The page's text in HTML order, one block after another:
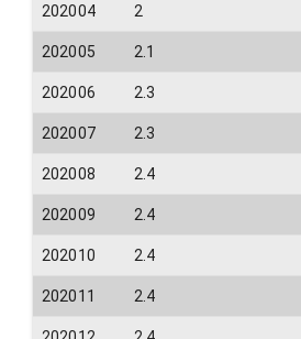
202004 2
202005 2.1
202006 2.3
202007 2.3
202008 2.4
202009 2.4
202010 2.4
202011 2.4